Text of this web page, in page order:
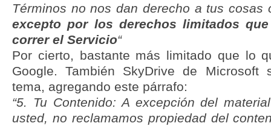
Términos no nos dan derecho a tus cosas
excepto por los derechos limitados
correr el Servicio“
Por cierto, bastante más limitado que lo
Google. También SkyDrive de Microsoft
tema, agregando este párrafo:
“5. Tu Contenido: A excepción del
usted, no reclamamos propiedad del